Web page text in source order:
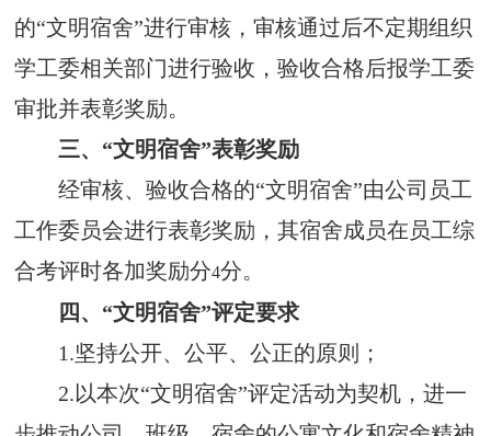
的“文明宿舍”进行审核，审核通过后不定期组织
学工委相关部门进行验收，验收合格后报学工委
审批并表彰奖励。
三、“文明宿舍”表彰奖励
经审核、验收合格的“文明宿舍”由公司员工
工作委员会进行表彰奖励，其宿舍成员在员工综
合考评时各加奖励分4分。
四、“文明宿舍”评定要求
1.坚持公开、公平、公正的原则；
2.以本次“文明宿舍”评定活动为契机，进一